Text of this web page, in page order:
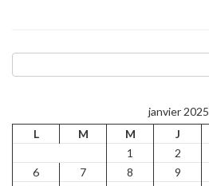
janvier 2025
L
M M J
1
2
6
7 8 9